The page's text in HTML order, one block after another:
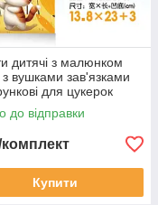
дитячі з малюнком
з вушками зав'язками
для цукерок
см 10 шт
до відправки
Купити